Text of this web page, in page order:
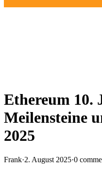
Ethereum 10.
Meilensteine
2025
Frank·2. August 2025·0